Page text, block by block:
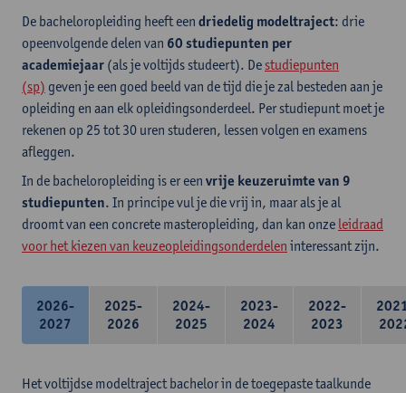
De bacheloropleiding heeft een driedelig modeltraject: drie
opeenvolgende delen van 60 studiepunten per
academiejaar (als je voltijds studeert). De studiepunten
(sp) geven je een goed beeld van de tijd die je zal besteden aan je
opleiding en aan elk opleidingsonderdeel. Per studiepunt moet je
rekenen op 25 tot 30 uren studeren, lessen volgen en examens
afleggen.
In de bacheloropleiding is er een vrije keuzeruimte van 9
studiepunten. In principe vul je die vrij in, maar als je al
droomt van een concrete masteropleiding, dan kan onze leidraad
voor het kiezen van keuzeopleidingsonderdelen interessant zijn.
2026-
2027
2025-
2026
2024-
2025
2023-
2024
2022-
2023
Het voltijdse modeltraject bachelor in de toegepaste taalkunde